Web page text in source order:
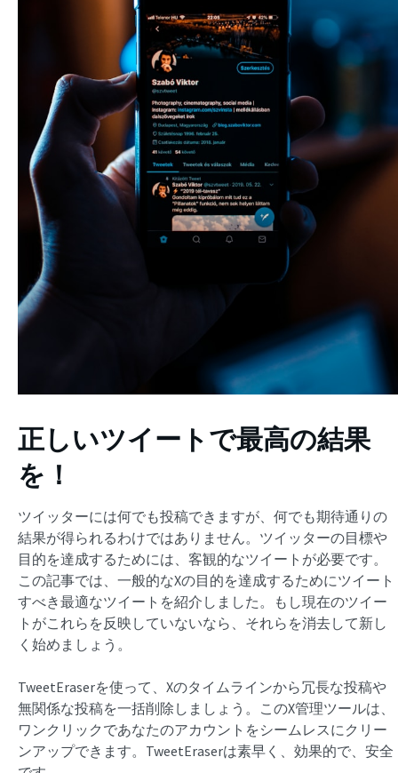
正しいツイートで最高の結果
を！
ツイッターには何でも投稿できますが、何でも期待通りの
結果が得られるわけではありません。ツイッターの目標や
目的を達成するためには、客観的なツイートが必要です。
この記事では、一般的なXの目的を達成するためにツイート
すべき最適なツイートを紹介しました。もし現在のツイー
トがこれらを反映していないなら、それらを消去して新し
く始めましょう。
TweetEraserを使って、Xのタイムラインから冗長な投稿や
無関係な投稿を一括削除しましょう。このX管理ツールは、
ワンクリックであなたのアカウントをシームレスにクリー
ンアップできます。TweetEraserは素早く、効果的で、安全